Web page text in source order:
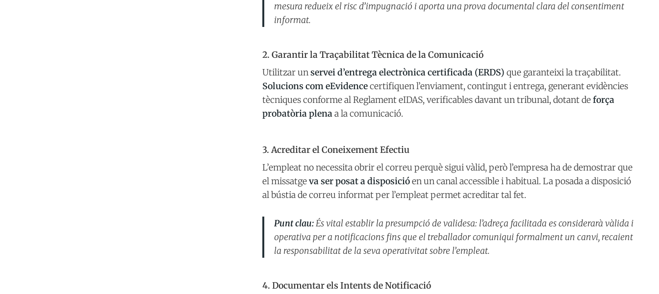
mesura redueix el risc d’impugnació i aporta una prova documental clara del consentiment
informat.
2. Garantir la Traçabilitat Tècnica de la Comunicació
Utilitzar unservei d’entrega electrònica certificada (ERDS) que garanteixi la traçabilitat.
Solucions com eEvidencecertifiquen l’enviament, contingut i entrega, generant evidències
tècniques conforme al Reglament eIDAS, verificables davant un tribunal, dotant deforça
probatòria plenaa la comunicació.
3. Acreditar el Coneixement Efectiu
L’empleat no necessita obrir el correu perquè sigui vàlid, però l’empresa ha de demostrar que
el missatgeva ser posat a disposicióen un canal accessible i habitual. La posada a disposició
al bústia de correu informat per l’empleat permet acreditar tal fet.
Punt clau:És vital establir la presumpció de validesa: l’adreça facilitada es considerarà vàlida i
operativa per a notificacions fins que el treballador comuniqui formalment un canvi, recaient
la responsabilitat de la seva operativitat sobre l’empleat.
4. Documentar els Intents de Notificació